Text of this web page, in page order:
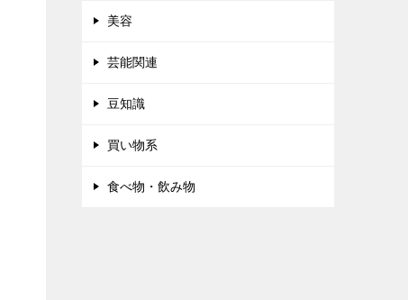
美容
芸能関連
豆知識
買い物系
食べ物・飲み物